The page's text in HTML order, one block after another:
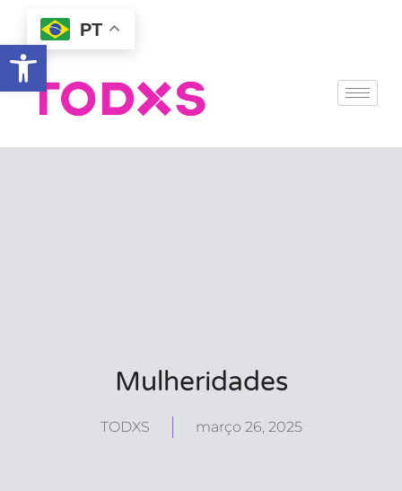
Abrir a barra de ferramentas
PT
Mulheridades
TODXS março 26, 2025